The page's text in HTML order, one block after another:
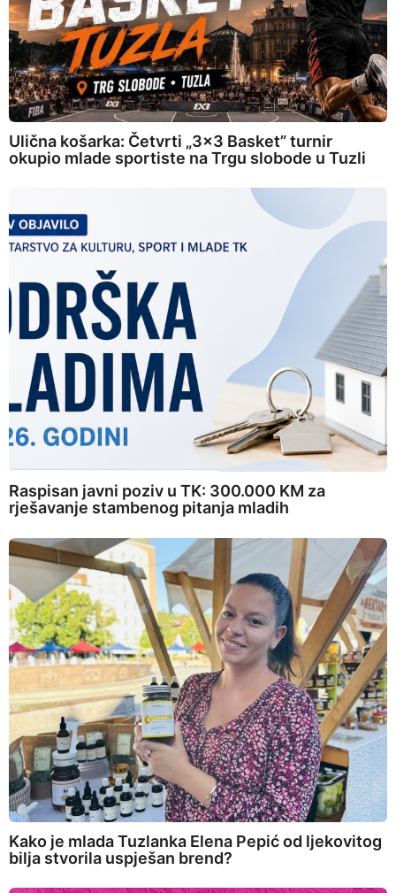
Ulična košarka: Četvrti „3×3 Basket” turnir
okupio mlade sportiste na Trgu slobode u Tuzli
Raspisan javni poziv u TK: 300.000 KM za
rješavanje stambenog pitanja mladih
Kako je mlada Tuzlanka Elena Pepić od ljekovitog
bilja stvorila uspješan brend?